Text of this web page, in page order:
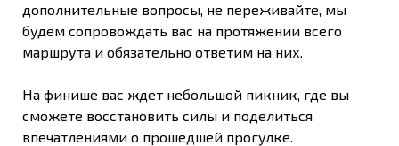
дополнительные вопросы, не переживайте, мы
будем сопровождать вас на протяжении всего
маршрута и обязательно ответим на них.
На финише вас ждет небольшой пикник, где вы
сможете восстановить силы и поделиться
впечатлениями о прошедшей прогулке.